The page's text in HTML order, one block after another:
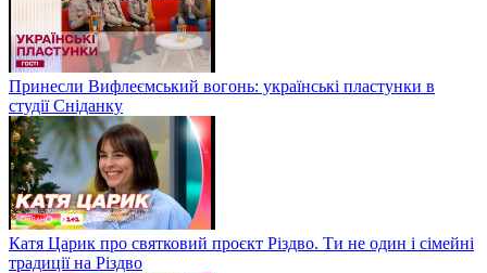
Принесли Вифлеємський вогонь: українські пластунки в
студії Сніданку
Катя Царик про святковий проєкт Різдво. Ти не один і сімейні
традиції на Різдво